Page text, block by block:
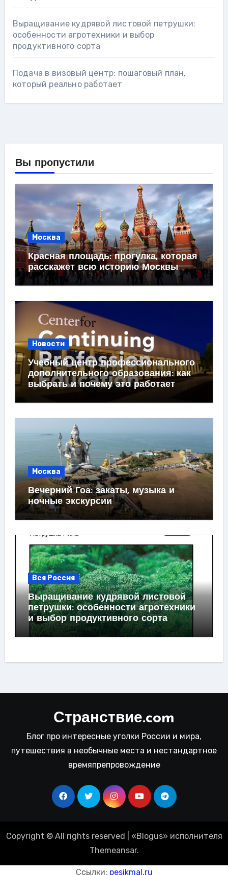
Выращивание кудрявой листовой петрушки:
особенности агротехники и выбор
продуктивного сорта
Подача в визовый центр: пошаговый план,
который реально работает
Вы пропустили
Москва
Красная площадь: прогулка, которая
расскажет всю историю Москвы
Новости
Учебный центр профессионального
дополнительного образования: как
выбрать и почему это работает
Москва
Вечерний Гоа: закаты, музыка и
ночные экскурсии
Вся Россия
Выращивание кудрявой листовой
петрушки: особенности агротехники
и выбор продуктивного сорта
Странствие.com
Блог про интересные уголки России и мира,
путешествия в необычные места и нестандартное
времяпрепровождение
Copyright © All rights reserved «Blogus» исполнителя
Themeansar.
Ссылки: pesikmal.ru